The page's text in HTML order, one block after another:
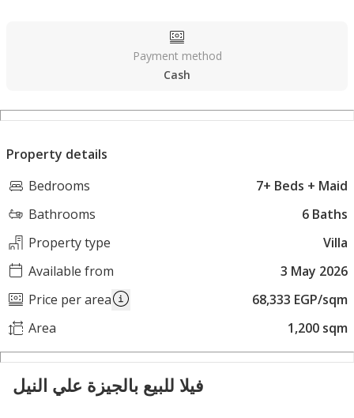
Payment method
Cash
Property details
Bedrooms
7+ Beds + Maid
Bathrooms
6 Baths
Property type
Villa
Available from
3 May 2026
Price per area
68,333 EGP/sqm
Area
1,200 sqm
فيلا للبيع بالجيزة علي النيل